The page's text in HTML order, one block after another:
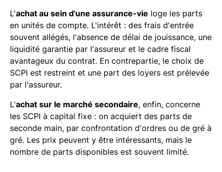
L'achat au sein d'une assurance-vie loge les parts
en unités de compte. L'intérêt : des frais d'entrée
souvent allégés, l'absence de délai de jouissance, une
liquidité garantie par l'assureur et le cadre fiscal
avantageux du contrat. En contrepartie, le choix de
SCPI est restreint et une part des loyers est prélevée
par l'assureur.
L'achat sur le marché secondaire, enfin, concerne
les SCPI à capital fixe : on acquiert des parts de
seconde main, par confrontation d'ordres ou de gré à
gré. Les prix peuvent y être intéressants, mais le
nombre de parts disponibles est souvent limité.